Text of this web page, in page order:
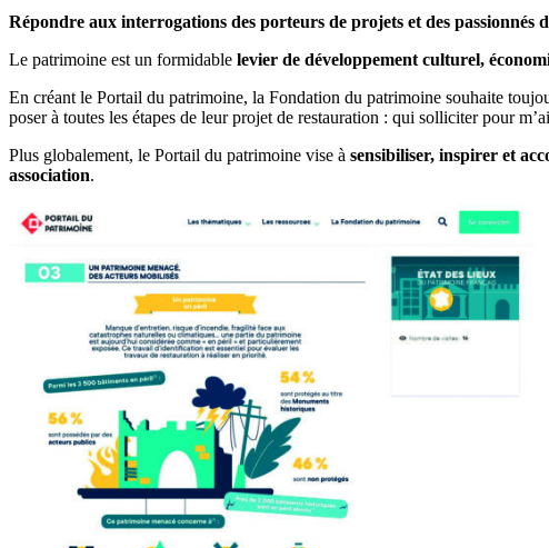
Répondre aux interrogations des porteurs de projets et des passionnés
Le patrimoine est un formidable levier de développement culturel,
En créant le Portail du patrimoine, la Fondation du patrimoine souhaite
poser à toutes les étapes de leur projet de restauration : qui solliciter pour
Plus globalement, le Portail du patrimoine vise à sensibiliser, inspirer et
association.